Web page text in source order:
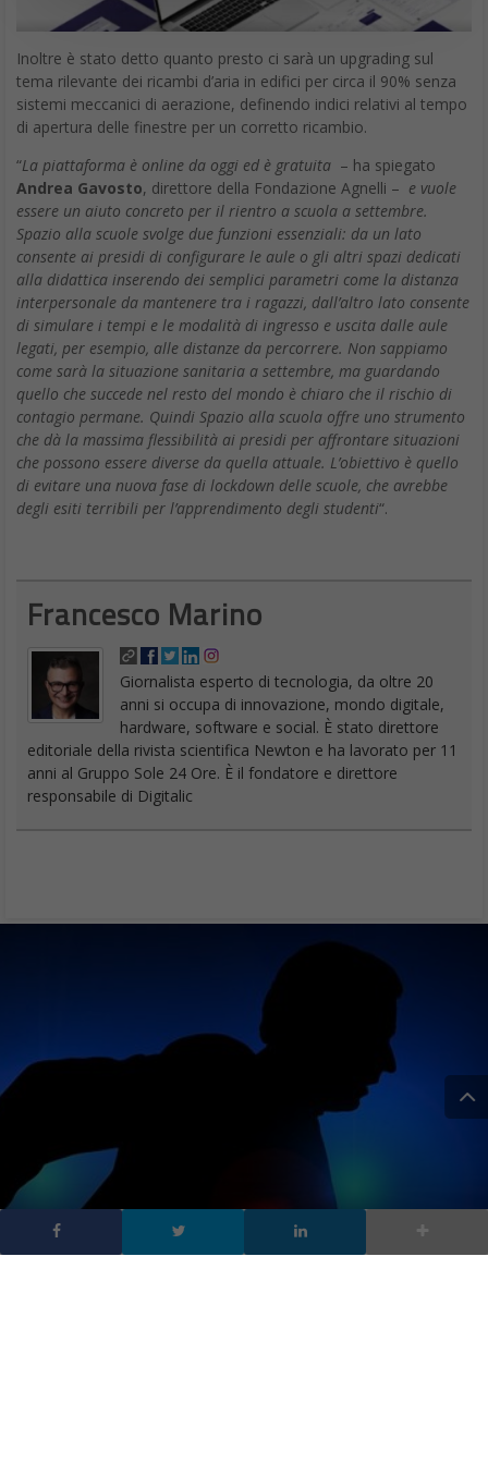
Inoltre è stato detto quanto presto ci sarà un upgrading sul
tema rilevante dei ricambi d’aria in edifici per circa il 90% senza
sistemi meccanici di aerazione, definendo indici relativi al tempo
di apertura delle finestre per un corretto ricambio.
“La piattaforma è online da oggi ed è gratuita – ha spiegato
Andrea Gavosto, direttore della Fondazione Agnelli – e vuole
essere un aiuto concreto per il rientro a scuola a settembre.
Spazio alla scuole svolge due funzioni essenziali: da un lato
consente ai presidi di configurare le aule o gli altri spazi dedicati
alla didattica inserendo dei semplici parametri come la distanza
interpersonale da mantenere tra i ragazzi, dall’altro lato consente
di simulare i tempi e le modalità di ingresso e uscita dalle aule
legati, per esempio, alle distanze da percorrere. Non sappiamo
come sarà la situazione sanitaria a settembre, ma guardando
quello che succede nel resto del mondo è chiaro che il rischio di
contagio permane. Quindi Spazio alla scuola offre uno strumento
che dà la massima flessibilità ai presidi per affrontare situazioni
che possono essere diverse da quella attuale. L’obiettivo è quello
di evitare una nuova fase di lockdown delle scuole, che avrebbe
degli esiti terribili per l’apprendimento degli studenti“.
Francesco Marino
Giornalista esperto di tecnologia, da oltre 20
anni si occupa di innovazione, mondo digitale,
hardware, software e social. È stato direttore
editoriale della rivista scientifica Newton e ha lavorato per 11
anni al Gruppo Sole 24 Ore. È il fondatore e direttore
responsabile di Digitalic
Furto di identità digitale: